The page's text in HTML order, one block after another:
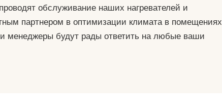
обслуживание наших нагревателей и
партнером в оптимизации климата в помещениях
менеджеры будут рады ответить на любые ваши